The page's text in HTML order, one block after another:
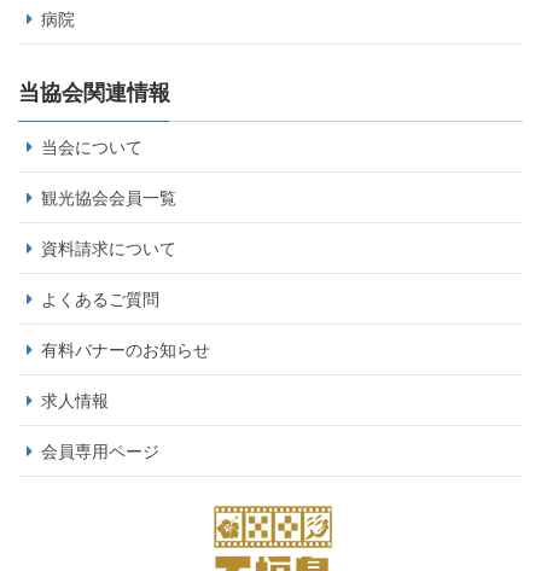
病院
当協会関連情報
当会について
観光協会会員一覧
資料請求について
よくあるご質問
有料バナーのお知らせ
求人情報
会員専用ページ